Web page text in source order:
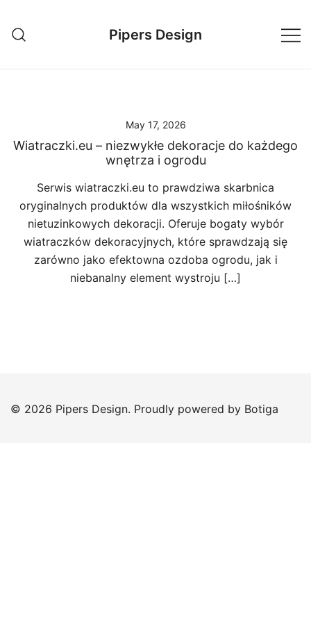
content
Pipers Design
May 17, 2026
Wiatraczki.eu – niezwykłe dekoracje do każdego
wnętrza i ogrodu
Serwis wiatraczki.eu to prawdziwa skarbnica
oryginalnych produktów dla wszystkich miłośników
nietuzinkowych dekoracji. Oferuje bogaty wybór
wiatraczków dekoracyjnych, które sprawdzają się
zarówno jako efektowna ozdoba ogrodu, jak i
niebanalny element wystroju […]
© 2026 Pipers Design. Proudly powered by Botiga